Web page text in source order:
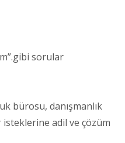
sorular
bürosu, danışmanlık
adil ve çözüm